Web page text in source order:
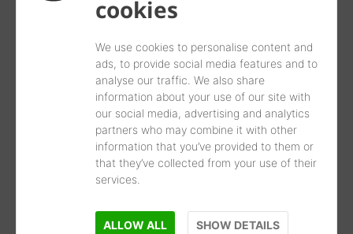
cookies
We use cookies to personalise content and
ads, to provide social media features and to
analyse our traffic. We also share
information about your use of our site with
our social media, advertising and analytics
partners who may combine it with other
information that you’ve provided to them or
that they’ve collected from your use of their
services.
ALLOW ALL SHOW DETAILS
cuite peut transformer vos projets de
construction.